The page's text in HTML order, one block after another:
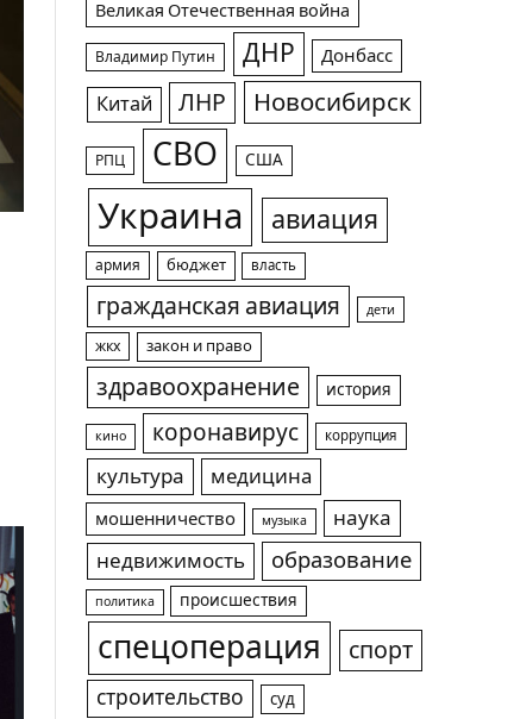
Великая Отечественная война
Владимир Путин ДНР Донбасс
Китай ЛНР Новосибирск
РПЦ СВО США
Украина авиация
армия бюджет власть
гражданская авиация дети
жкх закон и право
здравоохранение история
кино коронавирус коррупция
культура медицина
мошенничество музыка
наука
недвижимость
образование
политика происшествия
спецоперация спорт
строительство суд